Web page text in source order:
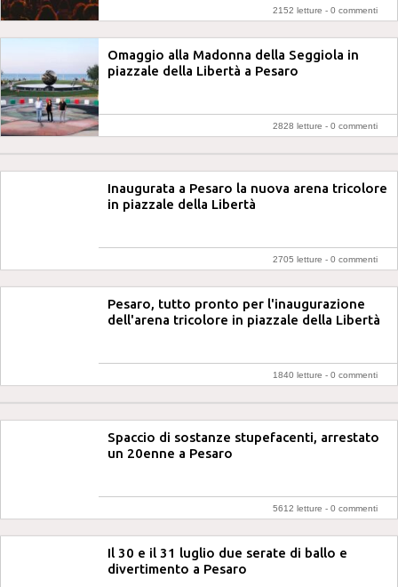
2152 letture - 0 commenti
Omaggio alla Madonna della Seggiola in
piazzale della Libertà a Pesaro
2828 letture - 0 commenti
Inaugurata a Pesaro la nuova arena tricolore
in piazzale della Libertà
2705 letture - 0 commenti
Pesaro, tutto pronto per l'inaugurazione
dell'arena tricolore in piazzale della Libertà
1840 letture - 0 commenti
Spaccio di sostanze stupefacenti, arrestato
un 20enne a Pesaro
5612 letture - 0 commenti
Il 30 e il 31 luglio due serate di ballo e
divertimento a Pesaro